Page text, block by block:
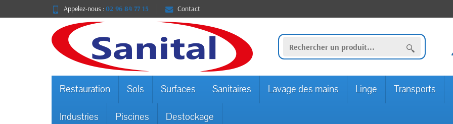
Appelez-nous :02 96 84 77 15 Contact
Restauration Sols Surfaces Sanitaires Lavage des mains Linge Transports
Industries Piscines Destockage